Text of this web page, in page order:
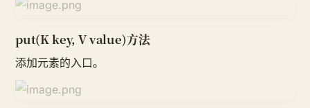
put(K key, V value)方法
添加元素的入口。